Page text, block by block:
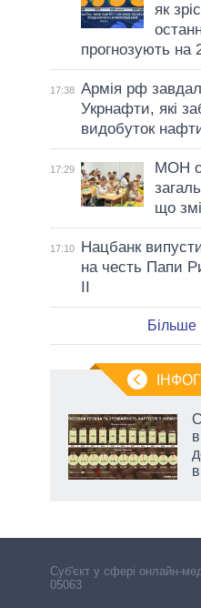
як
прогнозують на
17:38 Армія рф
Укрнафти, які
видобуток
17:29
МОН
що
17:10
Нацбанк
на честь Папи
Більше
Cуб'єкт у сфері онлайн-
05063